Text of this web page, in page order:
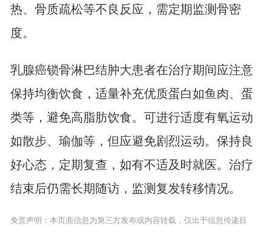
热、骨质疏松等不良反应，需定期监测骨密
度。
乳腺癌锁骨淋巴结肿大患者在治疗期间应注意
保持均衡饮食，适量补充优质蛋白如鱼肉、蛋
类等，避免高脂肪饮食。可进行适度有氧运动
如散步、瑜伽等，但应避免剧烈运动。保持良
好心态，定期复查，如有不适及时就医。治疗
结束后仍需长期随访，监测复发转移情况。
免责声明：本页面信息为第三方发布或内容转载，仅出于信息传递目